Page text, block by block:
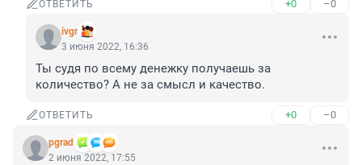
ОТВЕТИТЬ +0 –0
ivgr
3 июня 2022, 16:36
Ты судя по всему денежку получаешь за
количество? А не за смысл и качество.
ОТВЕТИТЬ +0 –0
pgrad
2 июня 2022, 17:55